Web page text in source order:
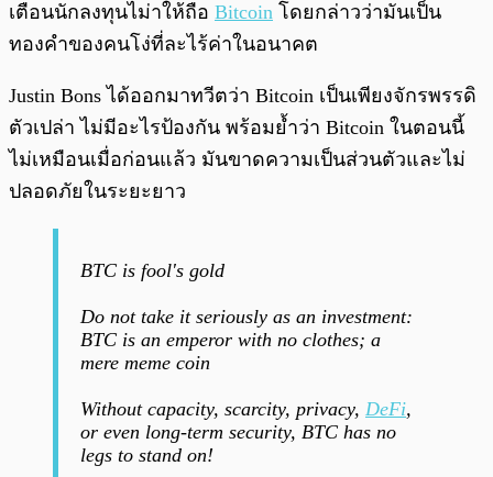
เตือนนักลงทุนไม่าให้ถือ Bitcoin โดยกล่าวว่ามันเป็น
ทองคำของคนโง่ที่ละไร้ค่าในอนาคต
Justin Bons ได้ออกมาทวีตว่า Bitcoin เป็นเพียงจักรพรรดิ
ตัวเปล่า ไม่มีอะไรป้องกัน พร้อมย้ำว่า Bitcoin ในตอนนี้
ไม่เหมือนเมื่อก่อนแล้ว มันขาดความเป็นส่วนตัวและไม่
ปลอดภัยในระยะยาว
BTC is fool's gold
Do not take it seriously as an investment:
BTC is an emperor with no clothes; a
mere meme coin
Without capacity, scarcity, privacy, DeFi,
or even long-term security, BTC has no
legs to stand on!